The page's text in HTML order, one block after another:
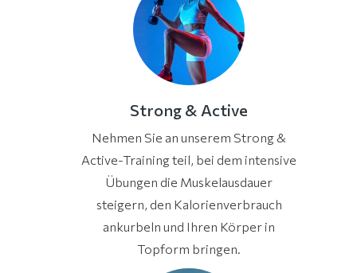
Strong & Active
Nehmen Sie an unserem Strong &
Active-Training teil, bei dem intensive
Übungen die Muskelausdauer
steigern, den Kalorienverbrauch
ankurbeln und Ihren Körper in
Topform bringen.